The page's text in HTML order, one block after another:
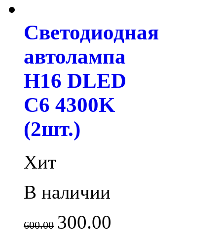
Светодиодная
автолампа
H16 DLED
C6 4300K
(2шт.)
Хит
В наличии
600.00 300.00